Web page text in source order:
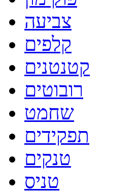
צביעה
קלפים
קטנטנים
רובוטים
שחמט
תפקידים
טנקים
טניס